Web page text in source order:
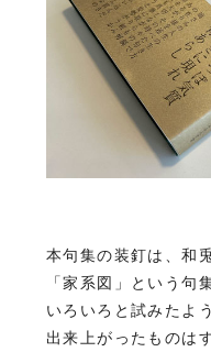
本句集の装釘は、和
「家系図」という句
いろいろと試みたよ
出来上がったものは